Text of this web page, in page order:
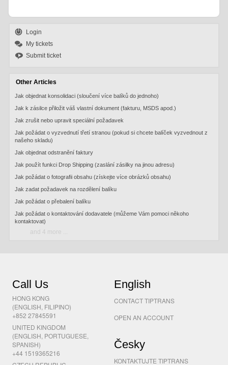
Login
My tickets
Submit ticket
Other Articles
Jak objednat konsolidaci (sloučení více balíků do jednoho)
Jak k zásilce přiložit váš vlastní dokument (fakturu, MSDS apod.)
Jak zrušit nebo upravit speciální požadavek
Jak požádat o vyzvednutí třetí stranou (pokud si chcete balíček vyzvednout z
našeho skladu)
Jak objednat odstranění faktury
Jak použít funkci Drop Shipping (zaslání zásilky na jinou adresu)
Jak požádat o fotografii obsahu (získejte více obrázků obsahu)
Jak zadat požadavek na rozdělení balíku
Jak požádat o přebalení balíku
Jak požádat o kontaktování dodavatele (můžeme Vám pomoci někoho
kontaktovat)
and 4 more ...
Call Us
HONG KONG
(ENGLISH, FILIPINO)
+852 27845591
UNITED KINGDOM
(ENGLISH, PORTUGUESE,
SPANISH)
+44 1519365216
English
CONTACT TIPTRANS
OPEN AN ACCOUNT
Česky
KONTAKTUJTE TIPTRANS